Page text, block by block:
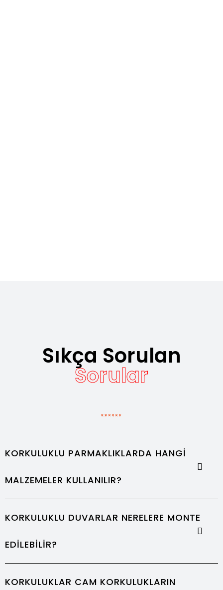
Sıkça Sorulan
Sorular
KORKULUKLU PARMAKLIKLARDA HANGI
MALZEMELER KULLANILIR?
KORKULUKLU DUVARLAR NERELERE MONTE
EDILEBILIR?
KORKULUKLAR CAM KORKULUKLARIN